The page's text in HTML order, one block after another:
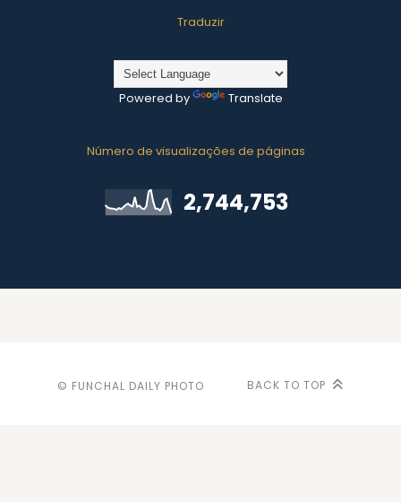
Traduzir
Powered by Translate
Número de visualizações de páginas
2,744,753
© FUNCHAL DAILY PHOTO BACK TO TOP